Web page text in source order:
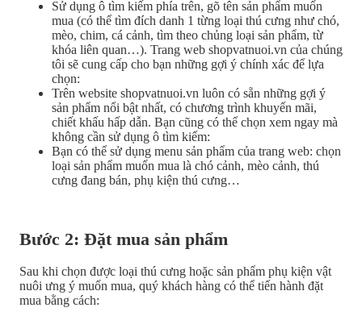
Sử dụng ô tìm kiếm phía trên, gõ tên sản phẩm muốn
mua (có thể tìm đích danh 1 từng loại thú cưng như chó,
mèo, chim, cá cảnh, tìm theo chủng loại sản phẩm, từ
khóa liên quan…). Trang web shopvatnuoi.vn của chúng
tôi sẽ cung cấp cho bạn những gợi ý chính xác để lựa
chọn:
Trên website shopvatnuoi.vn luôn có sẵn những gợi ý
sản phẩm nổi bật nhất, có chương trình khuyến mãi,
chiết khấu hấp dẫn. Bạn cũng có thể chọn xem ngay mà
không cần sử dụng ô tìm kiếm:
Bạn có thể sử dụng menu sản phẩm của trang web: chọn
loại sản phẩm muốn mua là chó cảnh, mèo cảnh, thú
cưng đang bán, phụ kiện thú cưng…
Bước 2: Đặt mua sản phẩm
Sau khi chọn được loại thú cưng hoặc sản phẩm phụ kiện vật
nuôi ưng ý muốn mua, quý khách hàng có thể tiến hành đặt
mua bằng cách: